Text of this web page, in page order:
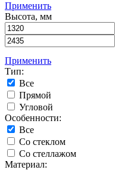
Применить
Высота, мм
Применить
Тип:
Все
Прямой
Угловой
Особенности:
Все
Со стеклом
Со стеллажом
Материал: